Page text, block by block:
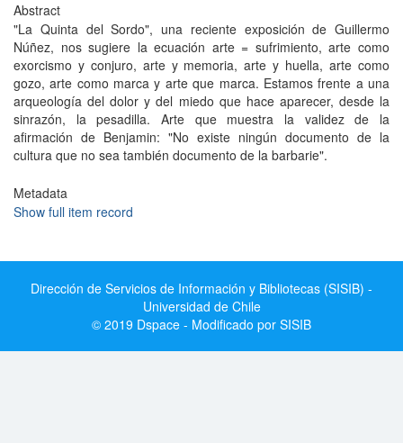
Abstract
"La Quinta del Sordo", una reciente exposición de Guillermo
Núñez, nos sugiere la ecuación arte = sufrimiento, arte como
exorcismo y conjuro, arte y memoria, arte y huella, arte como
gozo, arte como marca y arte que marca. Estamos frente a una
arqueología del dolor y del miedo que hace aparecer, desde la
sinrazón, la pesadilla. Arte que muestra la validez de la
afirmación de Benjamin: "No existe ningún documento de la
cultura que no sea también documento de la barbarie".
Metadata
Show full item record
Dirección de Servicios de Información y Bibliotecas (SISIB) -
Universidad de Chile
© 2019 Dspace - Modificado por SISIB